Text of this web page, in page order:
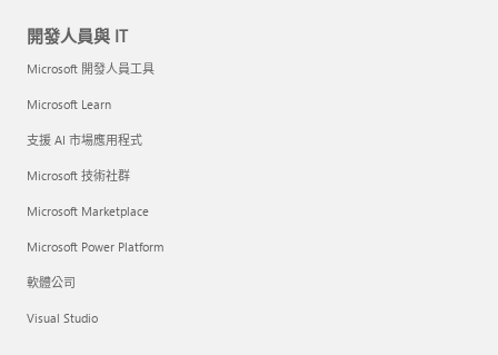
開發人員與 IT
Microsoft 開發人員工具
Microsoft Learn
支援 AI 市場應用程式
Microsoft 技術社群
Microsoft Marketplace
Microsoft Power Platform
軟體公司
Visual Studio